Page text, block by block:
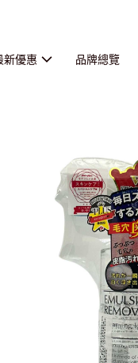
新優惠 品牌總覽